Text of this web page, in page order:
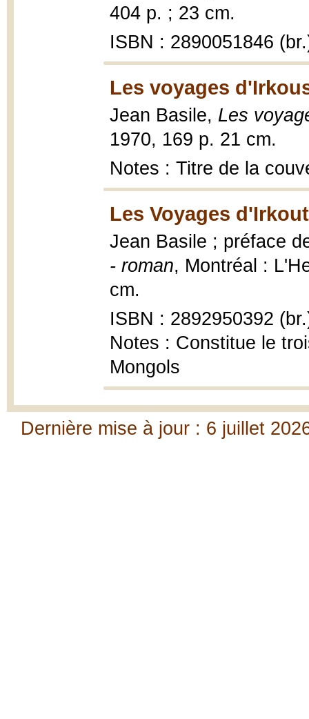
404 p. ; 23 cm.
ISBN : 2890051846
Les voyages
Jean Basile, Les
1970, 169 p. 21 cm.
Notes : Titre de la
Les Voyages
Jean Basile ; préface
- roman, Montréal :
cm.
ISBN : 2892950392
Notes : Constitue le
Mongols
Dernière mise à jour : 6 juillet